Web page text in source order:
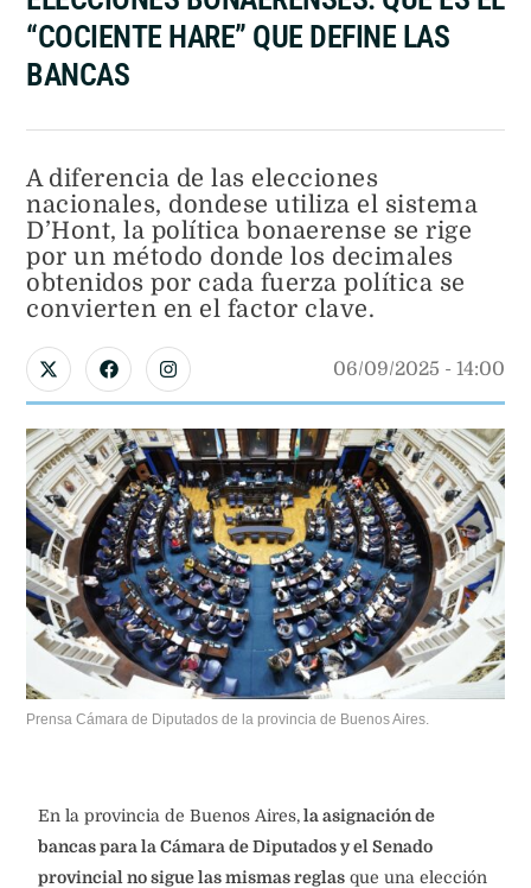
“COCIENTE HARE” QUE DEFINE LAS
BANCAS
A diferencia de las elecciones
nacionales, dondese utiliza el sistema
D’Hont, la política bonaerense se rige
por un método donde los decimales
obtenidos por cada fuerza política se
convierten en el factor clave.
06/09/2025 - 14:00
Prensa Cámara de Diputados de la provincia de Buenos Aires.
En la provincia de Buenos Aires,la asignación de
bancas para la Cámara de Diputados y el Senado
provincial no sigue las mismas reglas que una elección